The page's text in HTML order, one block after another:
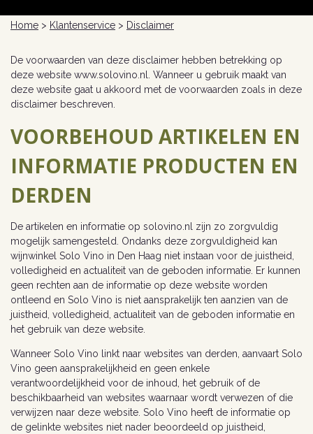
Home > Klantenservice > Disclaimer
De voorwaarden van deze disclaimer hebben betrekking op
deze website www.solovino.nl. Wanneer u gebruik maakt van
deze website gaat u akkoord met de voorwaarden zoals in deze
disclaimer beschreven.
VOORBEHOUD ARTIKELEN EN
INFORMATIE PRODUCTEN EN
DERDEN
De artikelen en informatie op solovino.nl zijn zo zorgvuldig
mogelijk samengesteld. Ondanks deze zorgvuldigheid kan
wijnwinkel Solo Vino in Den Haag niet instaan voor de juistheid,
volledigheid en actualiteit van de geboden informatie. Er kunnen
geen rechten aan de informatie op deze website worden
ontleend en Solo Vino is niet aansprakelijk ten aanzien van de
juistheid, volledigheid, actualiteit van de geboden informatie en
het gebruik van deze website.
Wanneer Solo Vino linkt naar websites van derden, aanvaart Solo
Vino geen aansprakelijkheid en geen enkele
verantwoordelijkheid voor de inhoud, het gebruik of de
beschikbaarheid van websites waarnaar wordt verwezen of die
verwijzen naar deze website. Solo Vino heeft de informatie op
de gelinkte websites niet nader beoordeeld op juistheid,